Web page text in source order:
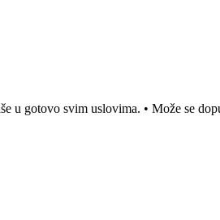
u gotovo svim uslovima. • Može se